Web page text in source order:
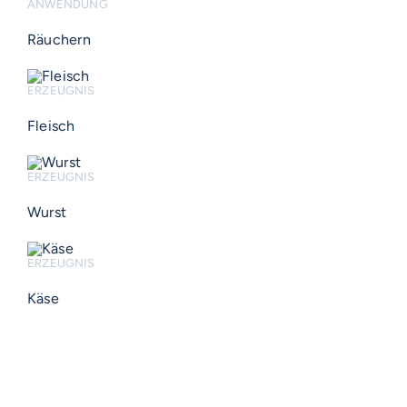
ANWENDUNG
Räuchern
ERZEUGNIS
Fleisch
ERZEUGNIS
Wurst
ERZEUGNIS
Käse